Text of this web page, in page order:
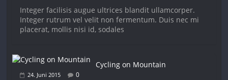
Integer facilisis augue ultrices blandit ullamcorper.
Integer rutrum vel velit non fermentum. Duis nec mi
placerat, mollis nisi id, sodales
Cycling on Mountain
24. Juni 2015 0